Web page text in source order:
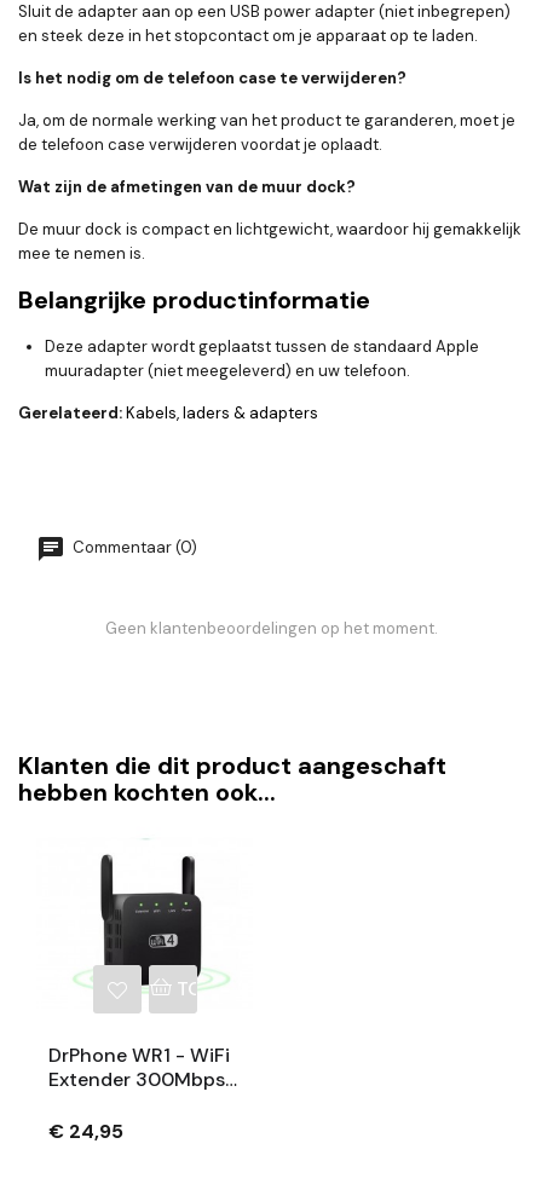
Sluit de adapter aan op een USB power adapter (niet inbegrepen)
en steek deze in het stopcontact om je apparaat op te laden.
Is het nodig om de telefoon case te verwijderen?
Ja, om de normale werking van het product te garanderen, moet je
de telefoon case verwijderen voordat je oplaadt.
Wat zijn de afmetingen van de muur dock?
De muur dock is compact en lichtgewicht, waardoor hij gemakkelijk
mee te nemen is.
Belangrijke productinformatie
Deze adapter wordt geplaatst tussen de standaard Apple
muuradapter (niet meegeleverd) en uw telefoon.
Gerelateerd:Kabels, laders & adapters
Commentaar (0)
Geen klantenbeoordelingen op het moment.
Klanten die dit product aangeschaft
hebben kochten ook...
TOEVOEGEN AAN WINKELWAGEN
DrPhone WR1 - WiFi
Extender 300Mbps
– Range Extender
€ 24,95